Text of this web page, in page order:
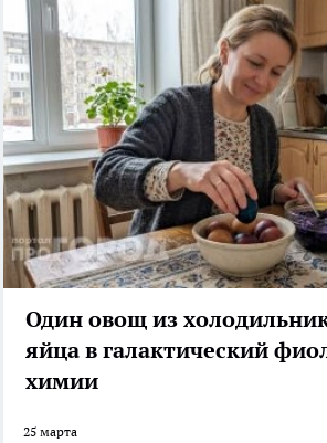
Один овощ из
яйца в галактический
химии
25 марта